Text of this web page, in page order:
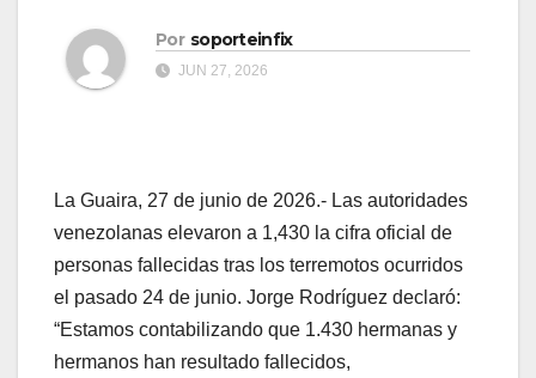
Por soporteinfix
JUN 27, 2026
La Guaira, 27 de junio de 2026.- Las autoridades
venezolanas elevaron a 1,430 la cifra oficial de
personas fallecidas tras los terremotos ocurridos
el pasado 24 de junio. Jorge Rodríguez declaró:
“Estamos contabilizando que 1.430 hermanas y
hermanos han resultado fallecidos,